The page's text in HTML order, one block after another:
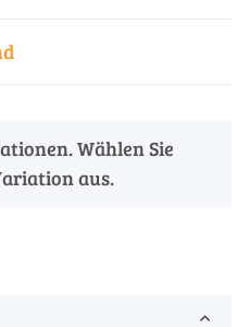
Wählen Sie
aus.